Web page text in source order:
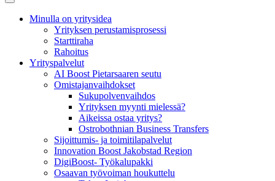
Päävalikko
Minulla on yritysidea
Yrityksen perustamisprosessi
Starttiraha
Rahoitus
Yrityspalvelut
AI Boost Pietarsaaren seutu
Omistajanvaihdokset
Sukupolvenvaihdos
Yrityksen myynti mielessä?
Aikeissa ostaa yritys?
Ostrobothnian Business Transfers
Sijoittumis- ja toimitilapalvelut
Innovation Boost Jakobstad Region
DigiBoost- Työkalupakki
Osaavan työvoiman houkuttelu